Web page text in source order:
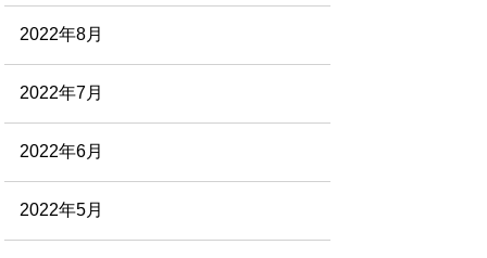
2022年8月
2022年7月
2022年6月
2022年5月